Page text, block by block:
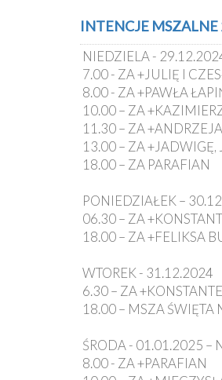
INTENCJE MSZALNE
NIEDZIELA -
7.00 - ZA +JULIĘ I
8.00 - ZA +PAWŁA
10.00 – ZA
11.30 – ZA
13.00 – ZA +JADWIGĘ,
18.00 – ZA PARAFIAN
PONIEDZIAŁEK –
06.30 – ZA
18.00 – ZA +FELIKSA
WTOREK - 31.12.2024
6.30 – ZA
18.00 – MSZA ŚWIĘTA
ŚRODA - 01.01.2025 –
8.00 - ZA +PARAFIAN